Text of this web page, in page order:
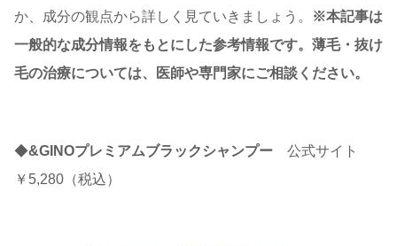
か、成分の観点から詳しく見ていきましょう。
※本記事は
一般的な成分情報をもとにした参考情報です。薄毛・抜け
毛の治療については、医師や専門家にご相談ください。
◆&GINOプレミアムブラックシャンプー 公式サイト
￥5,280（税込）